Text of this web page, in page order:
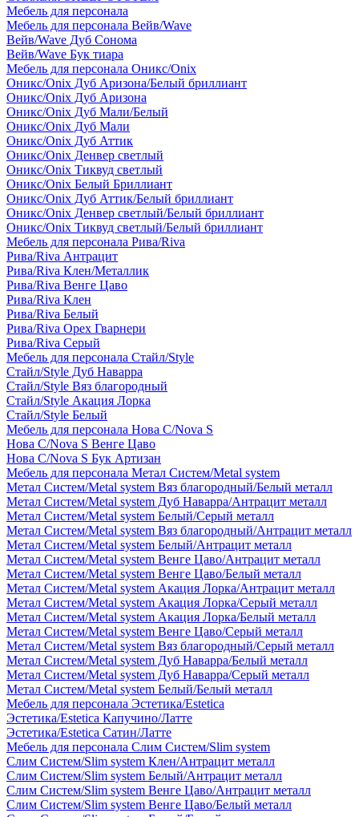
Мебель для персонала
Мебель для персонала Вейв/Wave
Вейв/Wave Дуб Сонома
Вейв/Wave Бук тиара
Мебель для персонала Оникс/Onix
Оникс/Onix Дуб Аризона/Белый бриллиант
Оникс/Onix Дуб Аризона
Оникс/Onix Дуб Мали/Белый
Оникс/Onix Дуб Мали
Оникс/Onix Дуб Аттик
Оникс/Onix Денвер светлый
Оникс/Onix Тиквуд светлый
Оникс/Onix Белый Бриллиант
Оникс/Onix Дуб Аттик/Белый бриллиант
Оникс/Onix Денвер светлый/Белый бриллиант
Оникс/Onix Тиквуд светлый/Белый бриллиант
Мебель для персонала Рива/Riva
Рива/Riva Антрацит
Рива/Riva Клен/Металлик
Рива/Riva Венге Цаво
Рива/Riva Клен
Рива/Riva Белый
Рива/Riva Орех Гварнери
Рива/Riva Серый
Мебель для персонала Стайл/Style
Стайл/Style Дуб Наварра
Стайл/Style Вяз благородный
Стайл/Style Акация Лорка
Стайл/Style Белый
Мебель для персонала Нова С/Nova S
Нова С/Nova S Венге Цаво
Нова С/Nova S Бук Артизан
Мебель для персонала Метал Систем/Metal system
Метал Систем/Metal system Вяз благородный/Белый металл
Метал Систем/Metal system Дуб Наварра/Антрацит металл
Метал Систем/Metal system Белый/Серый металл
Метал Систем/Metal system Вяз благородный/Антрацит металл
Метал Систем/Metal system Белый/Антрацит металл
Метал Систем/Metal system Венге Цаво/Антрацит металл
Метал Систем/Metal system Венге Цаво/Белый металл
Метал Систем/Metal system Акация Лорка/Антрацит металл
Метал Систем/Metal system Акация Лорка/Серый металл
Метал Систем/Metal system Акация Лорка/Белый металл
Метал Систем/Metal system Венге Цаво/Серый металл
Метал Систем/Metal system Вяз благородный/Серый металл
Метал Систем/Metal system Дуб Наварра/Белый металл
Метал Систем/Metal system Дуб Наварра/Серый металл
Метал Систем/Metal system Белый/Белый металл
Мебель для персонала Эстетика/Estetica
Эстетика/Estetica Капучино/Латте
Эстетика/Estetica Сатин/Латте
Мебель для персонала Слим Систем/Slim system
Слим Систем/Slim system Клен/Антрацит металл
Слим Систем/Slim system Белый/Антрацит металл
Слим Систем/Slim system Венге Цаво/Антрацит металл
Слим Систем/Slim system Венге Цаво/Белый металл